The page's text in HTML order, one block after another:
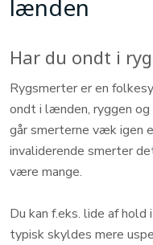
lænden
Har du ondt i
Rygsmerter er en
ondt i lænden, ryggen
går smerterne væk igen
invaliderende smerter
være mange.
Du kan f.eks. lide af
typisk skyldes mere